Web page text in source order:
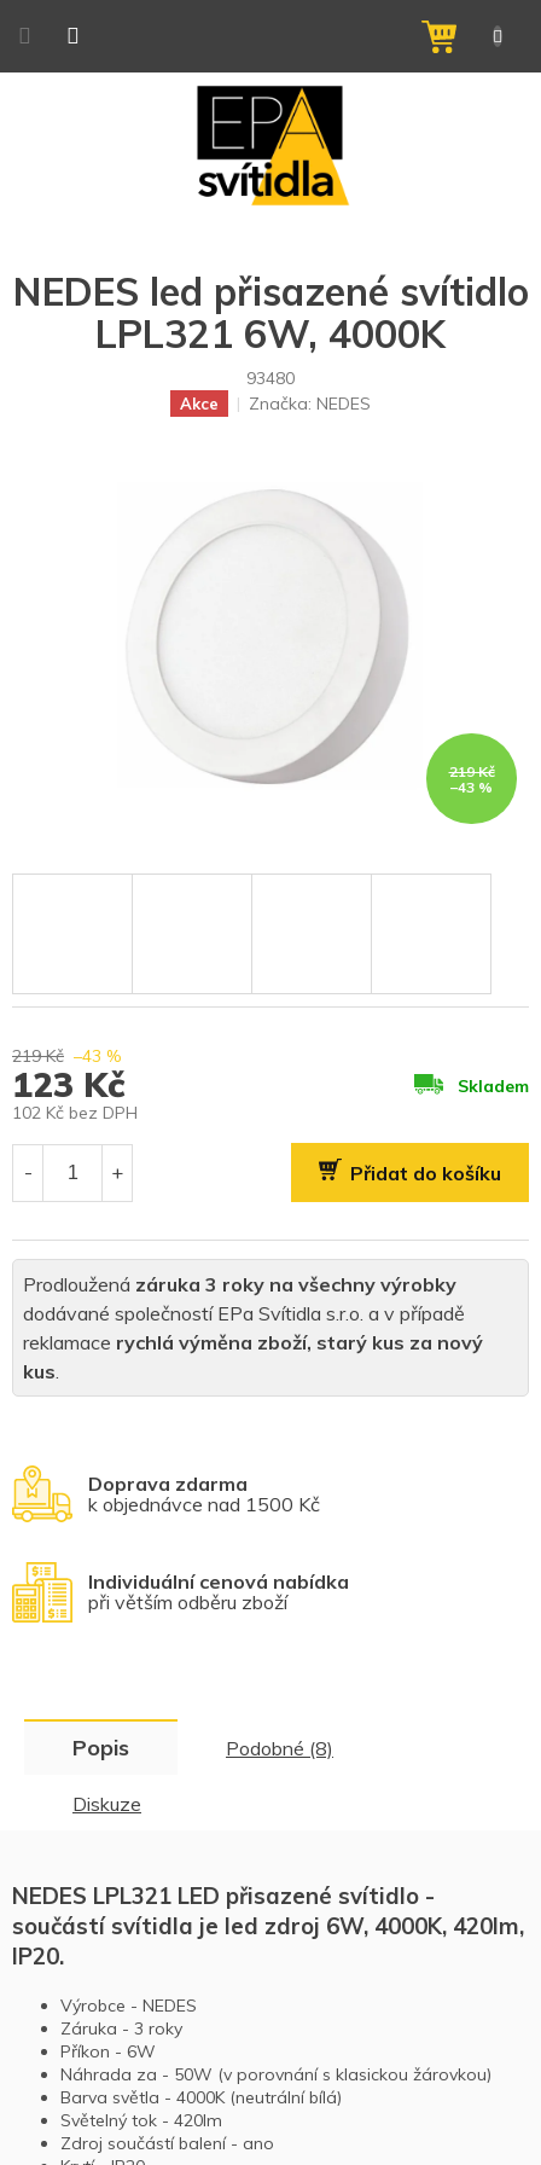
NÁKUPNÍ
KOŠÍK
NEDES led přisazené svítidlo
LPL321 6W, 4000K
93480
Akce Značka: NEDES
219 Kč
–43 %
Doprava zdarma
k objednávce nad 1500 Kč
Individuální cenová nabídka
při větším odběru zboží
Prodloužená záruka 3 roky na všechny výrobky
dodávané společností EPa Svítidla s.r.o. a v případě
reklamace rychlá výměna zboží, starý kus za nový
kus.
219 Kč –43 %
123 Kč
102 Kč bez DPH
Skladem
Přidat do košíku
Popis Podobné (8)
Diskuze
NEDES LPL321 LED přisazené svítidlo -
součástí svítidla je led zdroj 6W, 4000K, 420lm,
IP20.
Výrobce - NEDES
Záruka - 3 roky
Příkon - 6W
Náhrada za - 50W (v porovnání s klasickou žárovkou)
Barva světla - 4000K (neutrální bílá)
Světelný tok - 420lm
Zdroj součástí balení - ano